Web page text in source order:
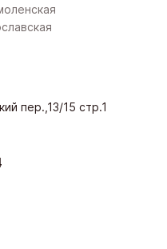
пер.,13/15 стр.1